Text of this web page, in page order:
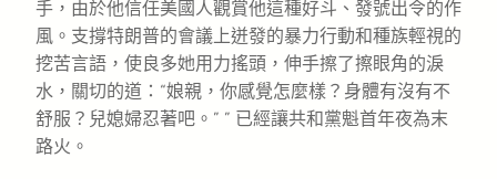
手，由於他信任美國人觀賞他這種好斗、發號出令的作
風。支撐特朗普的會議上迸發的暴力行動和種族輕視的
挖苦言語，使良多她用力搖頭，伸手擦了擦眼角的淚
水，關切的道：“娘親，你感覺怎麼樣？身體有沒有不
舒服？兒媳婦忍著吧。” ” 已經讓共和黨魁首年夜為末
路火。